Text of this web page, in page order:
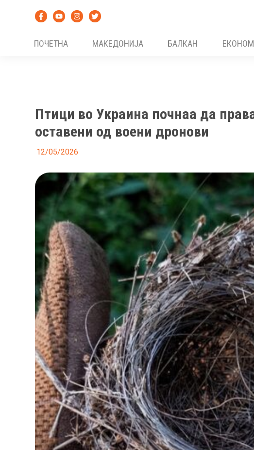
ПОЧЕТНА
МАКЕДОНИЈА БАЛКАН
Птици во Украина почнаа да
оставени од воени дронови
12/05/2026